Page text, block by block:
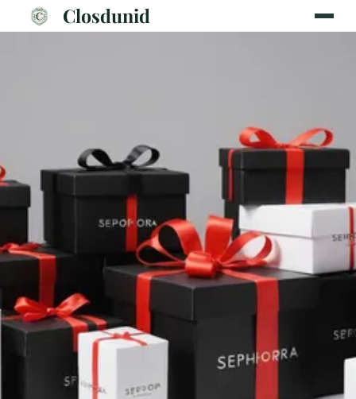
Closdunid